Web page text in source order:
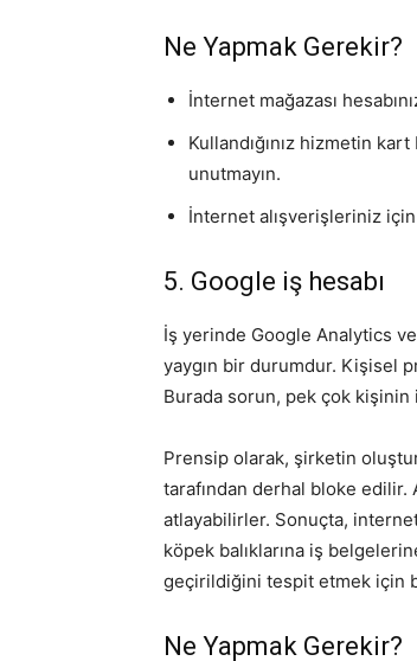
Ne Yapmak Gerekir?
İnternet mağazası
Kullandığınız hizmetin
unutmayın.
İnternet alışverişleriniz
5. Google iş hesabı
İş yerinde Google Analytics
yaygın bir durumdur. Kişisel
Burada sorun, pek çok kişinin
Prensip olarak, şirketin
tarafından derhal bloke edilir.
atlayabilirler. Sonuçta,
köpek balıklarına iş
geçirildiğini tespit etmek için
Ne Yapmak Gerekir?